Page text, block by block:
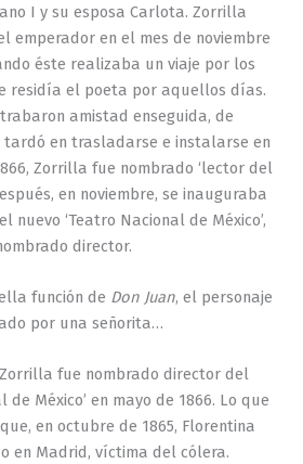
I y su esposa Carlota. Zorrilla
emperador en el mes de noviembre
éste realizaba un viaje por los
residía el poeta por aquellos días.
amistad enseguida, de
en trasladarse e instalarse en
Zorrilla fue nombrado ‘lector del
en noviembre, se inauguraba
el nuevo ‘Teatro Nacional de México’,
director.
función de Don Juan, el personaje
por una señorita…
Zorrilla fue nombrado director del
de México’ en mayo de 1866. Lo que
en octubre de 1865, Florentina
en Madrid, víctima del cólera.